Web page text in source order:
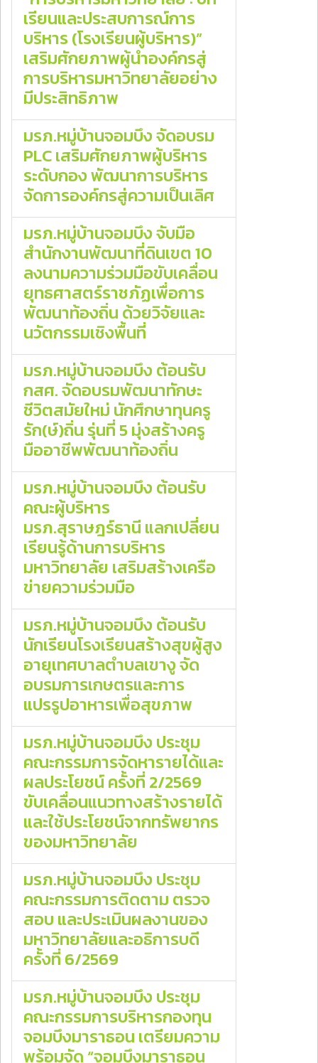
เรียนและประสบการณ์การ
บริหาร (โรงเรียนผู้บริหาร)”
เสริมศักยภาพผู้นำองค์กรสู่
การบริหารมหาวิทยาลัยอย่าง
มีประสิทธิภาพ
มรภ.หมู่บ้านจอมบึง จัดอบรม
PLC เสริมศักยภาพผู้บริหาร
ระดับกอง พัฒนาการบริหาร
จัดการองค์กรสู่ความเป็นเลิศ
มรภ.หมู่บ้านจอมบึง จับมือ
สำนักงานพัฒนาที่ดินเขต 10
ลงนามความร่วมมือขับเคลื่อน
ยุทธศาสตร์ราชภัฏเพื่อการ
พัฒนาท้องถิ่น ด้วยวิจัยและ
นวัตกรรมเชิงพื้นที่
มรภ.หมู่บ้านจอมบึง ต้อนรับ
กสศ. จัดอบรมพัฒนาทักษะ
ชีวิตสมัยใหม่ นักศึกษาทุนครู
รัก(ษ์)ถิ่น รุ่นที่ 5 มุ่งสร้างครู
มืออาชีพพัฒนาท้องถิ่น
มรภ.หมู่บ้านจอมบึง ต้อนรับ
คณะผู้บริหาร
มรภ.สุราษฎร์ธานี แลกเปลี่ยน
เรียนรู้ด้านการบริหาร
มหาวิทยาลัย เสริมสร้างเครือ
ข่ายความร่วมมือ
มรภ.หมู่บ้านจอมบึง ต้อนรับ
นักเรียนโรงเรียนสร้างสุขผู้สูง
อายุเทศบาลตำบลเขางู จัด
อบรมการเกษตรและการ
แปรรูปอาหารเพื่อสุขภาพ
มรภ.หมู่บ้านจอมบึง ประชุม
คณะกรรมการจัดหารายได้และ
ผลประโยชน์ ครั้งที่ 2/2569
ขับเคลื่อนแนวทางสร้างรายได้
และใช้ประโยชน์จากทรัพยากร
ของมหาวิทยาลัย
มรภ.หมู่บ้านจอมบึง ประชุม
คณะกรรมการติดตาม ตรวจ
สอบ และประเมินผลงานของ
มหาวิทยาลัยและอธิการบดี
ครั้งที่ 6/2569
มรภ.หมู่บ้านจอมบึง ประชุม
คณะกรรมการบริหารกองทุน
จอมบึงมาราธอน เตรียมความ
พร้อมจัด “จอมบึงมาราธอน